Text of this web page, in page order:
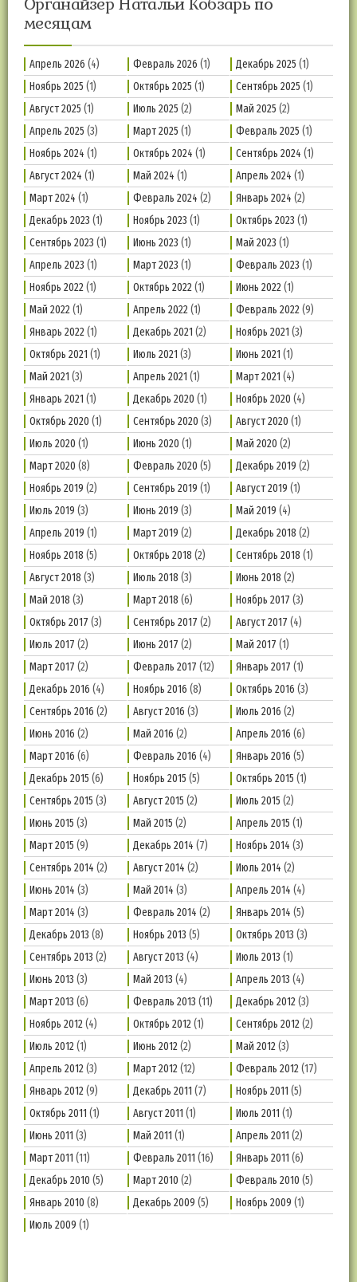
Органайзер Натальи Кобзарь по
месяцам
Апрель 2026 (4) Февраль 2026 (1) Декабрь 2025 (1)
Ноябрь 2025 (1) Октябрь 2025 (1) Сентябрь 2025 (1)
Август 2025 (1) Июль 2025 (2) Май 2025 (2)
Апрель 2025 (3) Март 2025 (1) Февраль 2025 (1)
Ноябрь 2024 (1) Октябрь 2024 (1) Сентябрь 2024 (1)
Август 2024 (1) Май 2024 (1) Апрель 2024 (1)
Март 2024 (1) Февраль 2024 (2) Январь 2024 (2)
Декабрь 2023 (1) Ноябрь 2023 (1) Октябрь 2023 (1)
Сентябрь 2023 (1) Июнь 2023 (1) Май 2023 (1)
Апрель 2023 (1) Март 2023 (1) Февраль 2023 (1)
Ноябрь 2022(1) Октябрь 2022(1) Июнь 2022(1)
Май 2022(1) Апрель 2022(1) Февраль 2022(9)
Январь 2022(1) Декабрь 2021 (2) Ноябрь 2021 (3)
Октябрь 2021 (1) Июль 2021 (3) Июнь 2021 (1)
Май 2021 (3) Апрель 2021 (1) Март 2021 (4)
Январь 2021 (1) Декабрь 2020 (1) Ноябрь 2020 (4)
Октябрь 2020 (1) Сентябрь 2020 (3) Август 2020 (1)
Июль 2020 (1) Июнь 2020 (1) Май 2020 (2)
Март 2020 (8) Февраль 2020 (5) Декабрь 2019 (2)
Ноябрь 2019 (2) Сентябрь 2019 (1) Август 2019 (1)
Июль 2019 (3) Июнь 2019 (3) Май 2019 (4)
Апрель 2019 (1) Март 2019 (2) Декабрь 2018 (2)
Ноябрь 2018 (5) Октябрь 2018 (2) Сентябрь 2018 (1)
Август 2018 (3) Июль 2018 (3) Июнь 2018 (2)
Май 2018 (3) Март 2018 (6) Ноябрь 2017 (3)
Октябрь 2017 (3) Сентябрь 2017 (2) Август 2017 (4)
Июль 2017 (2) Июнь 2017 (2) Май 2017 (1)
Март 2017 (2) Февраль 2017 (12) Январь 2017 (1)
Декабрь 2016 (4) Ноябрь 2016 (8) Октябрь 2016 (3)
Сентябрь 2016 (2) Август 2016 (3) Июль 2016 (2)
Июнь 2016 (2) Май 2016 (2) Апрель 2016 (6)
Март 2016 (6) Февраль 2016 (4) Январь 2016 (5)
Декабрь 2015 (6) Ноябрь 2015 (5) Октябрь 2015 (1)
Сентябрь 2015 (3) Август 2015 (2) Июль 2015 (2)
Июнь 2015 (3) Май 2015 (2) Апрель 2015 (1)
Март 2015 (9) Декабрь 2014 (7) Ноябрь 2014 (3)
Сентябрь 2014 (2) Август 2014 (2) Июль 2014 (2)
Июнь 2014 (3) Май 2014 (3) Апрель 2014 (4)
Март 2014 (3) Февраль 2014 (2) Январь 2014 (5)
Декабрь 2013 (8) Ноябрь 2013 (5) Октябрь 2013 (3)
Сентябрь 2013 (2) Август 2013 (4) Июль 2013 (1)
Июнь 2013 (3) Май 2013 (4) Апрель 2013 (4)
Март 2013 (6) Февраль 2013 (11) Декабрь 2012(3)
Ноябрь 2012(4) Октябрь 2012(1) Сентябрь 2012(2)
Июль 2012(1) Июнь 2012(2) Май 2012(3)
Апрель 2012(3) Март 2012(12) Февраль 2012(17)
Январь 2012(9) Декабрь 2011 (7) Ноябрь 2011 (5)
Октябрь 2011 (1) Август 2011 (1) Июль 2011 (1)
Июнь 2011 (3) Май 2011 (1) Апрель 2011 (2)
Март 2011 (11) Февраль 2011 (16) Январь 2011 (6)
Декабрь 2010 (5) Март 2010 (2) Февраль 2010 (5)
Январь 2010 (8) Декабрь 2009 (5) Ноябрь 2009 (1)
Июль 2009 (1)